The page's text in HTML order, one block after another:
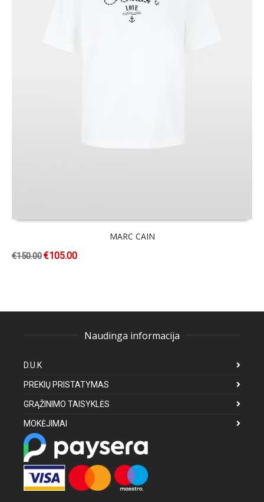
MARC CAIN
€150.00€105.00
Naudinga informacija
D.U.K
PREKIŲ PRISTATYMAS
GRĄŽINIMO TAISYKLĖS
MOKĖJIMAI